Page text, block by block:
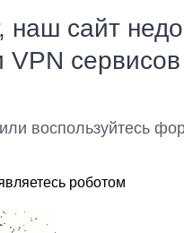
сайт
VPN сервисов
воспользуйтесь
роботом